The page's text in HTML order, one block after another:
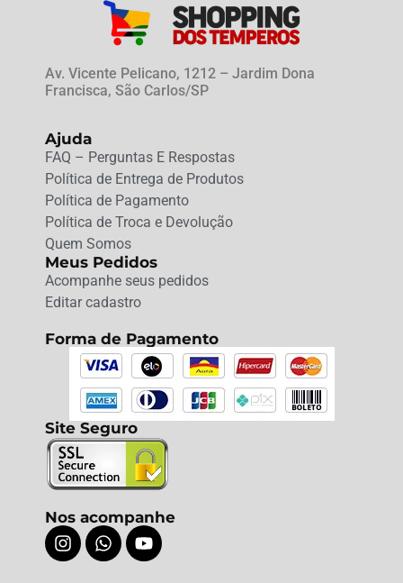
Av. Vicente Pelicano, 1212 – Jardim Dona
Francisca, São Carlos/SP
Ajuda
FAQ – Perguntas E Respostas
Política de Entrega de Produtos
Política de Pagamento
Política de Troca e Devolução
Quem Somos
Meus Pedidos
Acompanhe seus pedidos
Editar cadastro
Forma de Pagamento
Site Seguro
Nos acompanhe